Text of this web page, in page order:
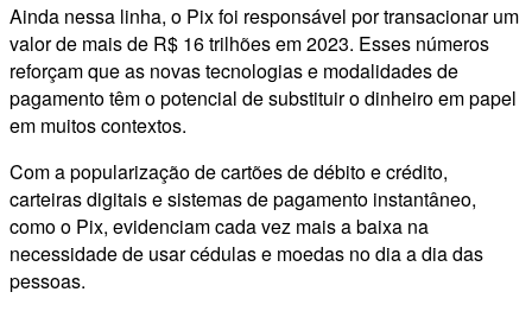
Ainda nessa linha, o Pix foi responsável por transacionar um
valor de mais de R$ 16 trilhões em 2023. Esses números
reforçam que as novas tecnologias e modalidades de
pagamento têm o potencial de substituir o dinheiro em papel
em muitos contextos.
Com a popularização de cartões de débito e crédito,
carteiras digitais e sistemas de pagamento instantâneo,
como o Pix, evidenciam cada vez mais a baixa na
necessidade de usar cédulas e moedas no dia a dia das
pessoas.